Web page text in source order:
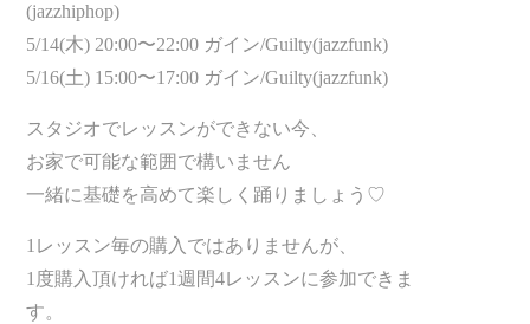
(jazzhiphop)
5/14(木) 20:00〜22:00 ガイン/Guilty(jazzfunk)
5/16(土) 15:00〜17:00 ガイン/Guilty(jazzfunk)
スタジオでレッスンができない今、
お家で可能な範囲で構いません
一緒に基礎を高めて楽しく踊りましょう♡
1レッスン毎の購入ではありませんが、
1度購入頂ければ1週間4レッスンに参加できま
す。